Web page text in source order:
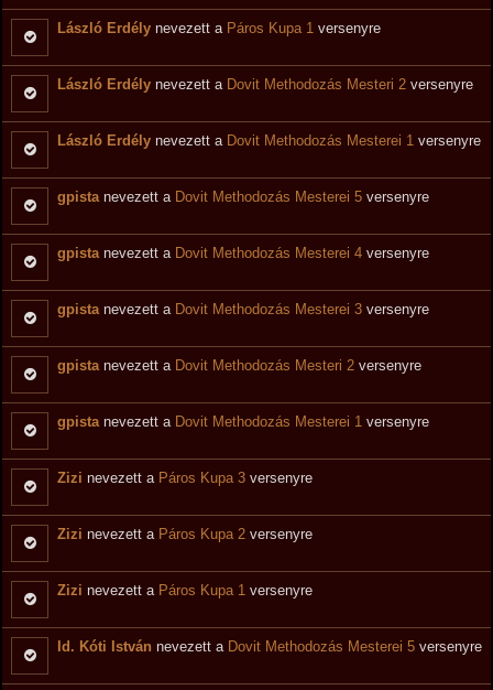
László Erdély nevezett a Páros Kupa 1 versenyre
László Erdély nevezett a Dovit Methodozás Mesteri 2 versenyre
László Erdély nevezett a Dovit Methodozás Mesterei 1 versenyre
gpistanevezett a Dovit Methodozás Mesterei 5 versenyre
gpistanevezett a Dovit Methodozás Mesterei 4 versenyre
gpistanevezett a Dovit Methodozás Mesterei 3 versenyre
gpistanevezett a Dovit Methodozás Mesteri 2 versenyre
gpistanevezett a Dovit Methodozás Mesterei 1 versenyre
Zizi nevezett a Páros Kupa 3 versenyre
Zizi nevezett a Páros Kupa 2 versenyre
Zizi nevezett a Páros Kupa 1 versenyre
Id. Kóti István nevezett a Dovit Methodozás Mesterei 5 versenyre